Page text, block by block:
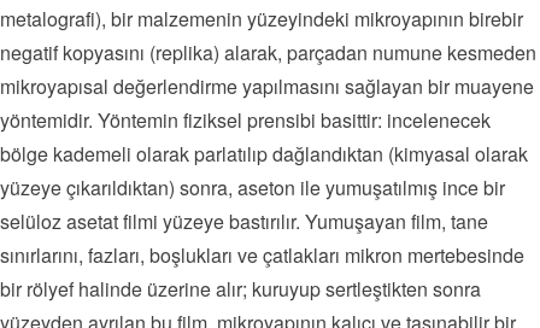
metalografi), bir malzemenin yüzeyindeki mikroyapının birebir
negatif kopyasını (replika) alarak, parçadan numune kesmeden
mikroyapısal değerlendirme yapılmasını sağlayan bir muayene
yöntemidir. Yöntemin fiziksel prensibi basittir: incelenecek
bölge kademeli olarak parlatılıp dağlandıktan (kimyasal olarak
yüzeye çıkarıldıktan) sonra, aseton ile yumuşatılmış ince bir
selüloz asetat filmi yüzeye bastırılır. Yumuşayan film, tane
sınırlarını, fazları, boşlukları ve çatlakları mikron mertebesinde
bir rölyef halinde üzerine alır; kuruyup sertleştikten sonra